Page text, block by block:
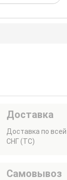
Доставка
Доставка по
СНГ (ТС)
Самовывоз